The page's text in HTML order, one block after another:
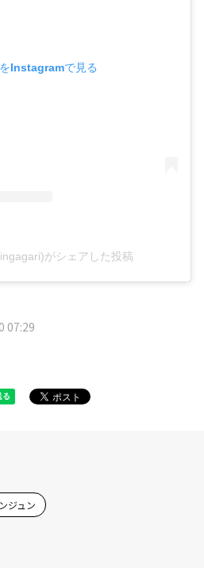
Instagramで見る
がシェアした投稿
07:29
ジュン